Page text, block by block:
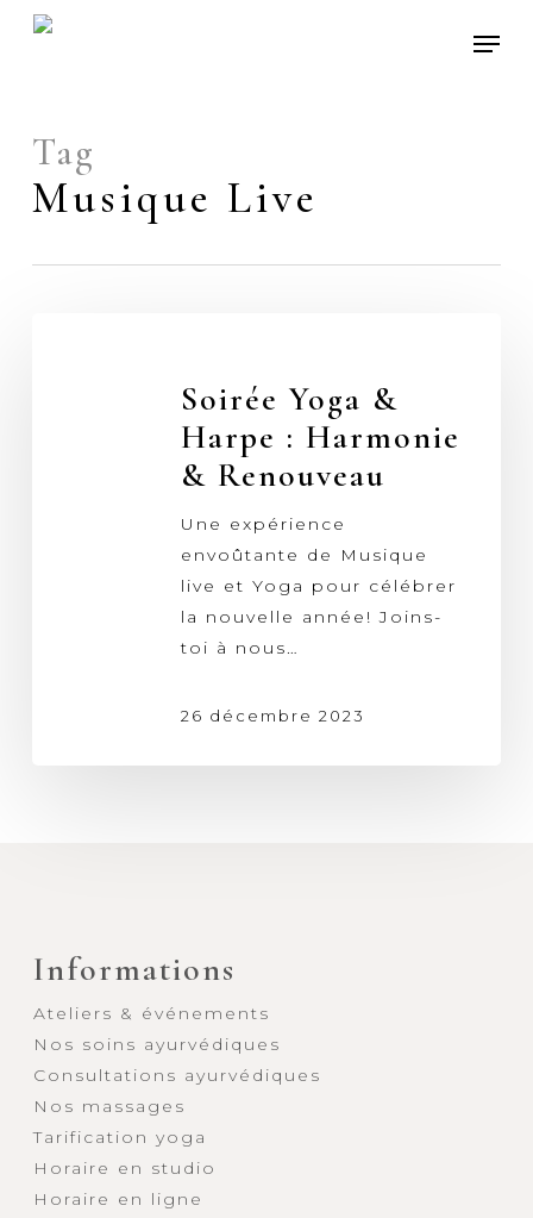
Skip
Tag
Musique Live
Soirée Yoga &
Harpe : Harmonie
& Renouveau
Une expérience
envoûtante de Musique
live et Yoga pour célébrer
la nouvelle année! Joins-
toi à nous…
26 décembre 2023
Informations
Ateliers & événements
Nos soins ayurvédiques
Consultations ayurvédiques
Nos massages
Tarification yoga
Horaire en studio
Horaire en ligne